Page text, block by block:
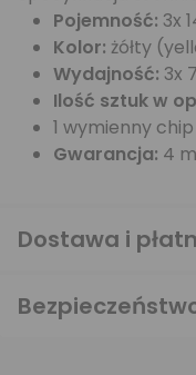
Pojemność: 3x
Kolor: żółty
Wydajność: 3x
Ilość sztuk w
1 wymienny
Gwarancja: 4
Dostawa i